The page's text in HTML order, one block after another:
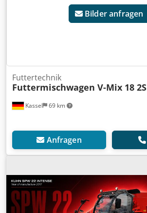
Bilder anfragen
Kassel 69 km
Futtertechnik
Futtermischwagen V-Mix 18 2S
Anfragen